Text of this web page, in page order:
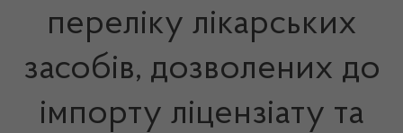
переліку лікарських
засобів, дозволених до
імпорту ліцензіату та